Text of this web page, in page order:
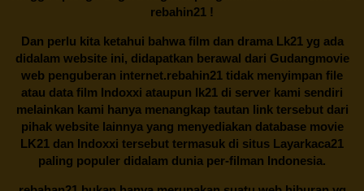
rebahin21 !
Dan perlu kita ketahui bahwa film dan dramaLk21yg ada
didalam website ini, didapatkan berawal dari Gudangmovie
web penguberan internet.rebahin21 tidak menyimpan file
atau data film Indoxxi ataupun lk21 di server kami sendiri
melainkan kami hanya menangkap tautan link tersebut dari
pihak website lainnya yang menyediakan database movie
LK21 dan Indoxxi tersebut termasuk di situs Layarkaca21
paling populer didalam dunia per-filman Indonesia.